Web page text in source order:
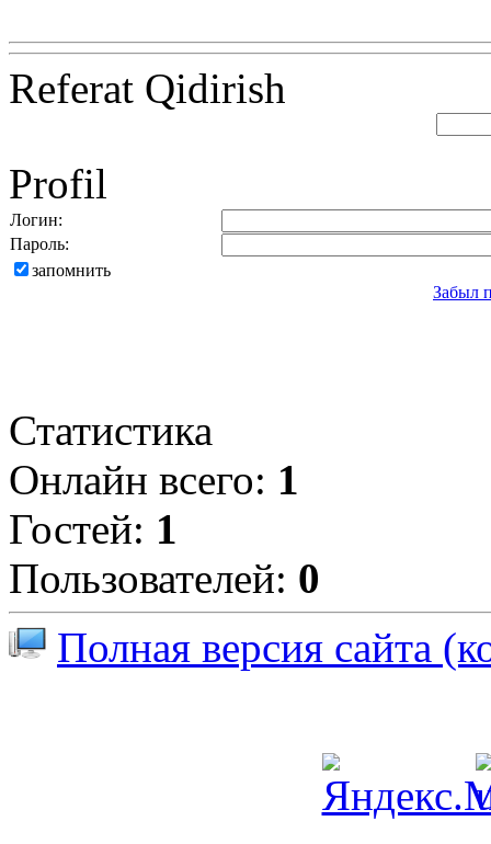
Referat Qidirish
Profil
Логин:
Пароль:
запомнить
Забыл
Статистика
Онлайн всего: 1
Гостей: 1
Пользователей: 0
Полная версия сайта